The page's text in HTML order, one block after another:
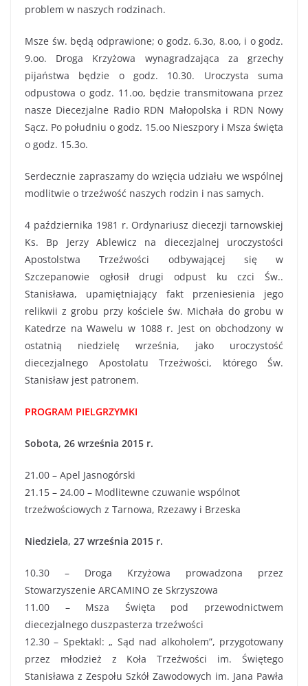
problem w naszych rodzinach.
Msze św. będą odprawione; o godz. 6.3o, 8.oo, i o godz.
9.oo. Droga Krzyżowa wynagradzająca za grzechy
pijaństwa będzie o godz. 10.30. Uroczysta suma
odpustowa o godz. 11.oo, będzie transmitowana przez
nasze Diecezjalne Radio RDN Małopolska i RDN Nowy
Sącz. Po południu o godz. 15.oo Nieszpory i Msza święta
o godz. 15.3o.
Serdecznie zapraszamy do wzięcia udziału we wspólnej
modlitwie o trzeźwość naszych rodzin i nas samych.
4 października 1981 r. Ordynariusz diecezji tarnowskiej
Ks. Bp Jerzy Ablewicz na diecezjalnej uroczystości
Apostolstwa Trzeźwości odbywającej się w
Szczepanowie ogłosił drugi odpust ku czci Św..
Stanisława, upamiętniający fakt przeniesienia jego
relikwii z grobu przy kościele św. Michała do grobu w
Katedrze na Wawelu w 1088 r. Jest on obchodzony w
ostatnią niedzielę września, jako uroczystość
diecezjalnego Apostolatu Trzeźwości, którego Św.
Stanisław jest patronem.
PROGRAM PIELGRZYMKI
Sobota, 26 września 2015 r.
21.00 – Apel Jasnogórski
21.15 – 24.00 – Modlitewne czuwanie wspólnot
trzeźwościowych z Tarnowa, Rzezawy i Brzeska
Niedziela, 27 września 2015 r.
10.30 – Droga Krzyżowa prowadzona przez
Stowarzyszenie ARCAMINO ze Skrzyszowa
11.00 – Msza Święta pod przewodnictwem
diecezjalnego duszpasterza trzeźwości
12.30 – Spektakl: „ Sąd nad alkoholem”, przygotowany
przez młodzież z Koła Trzeźwości im. Świętego
Stanisława z Zespołu Szkół Zawodowych im. Jana Pawła